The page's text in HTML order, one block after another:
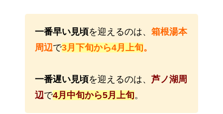
一番早い見頃を迎えるのは、 箱根湯本
周辺で3月下旬から4月上旬。
一番遅い見頃を迎えるのは、 芦ノ湖周
辺で4月中旬から5月上旬。